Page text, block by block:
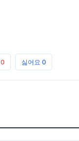
0 싫어요 0